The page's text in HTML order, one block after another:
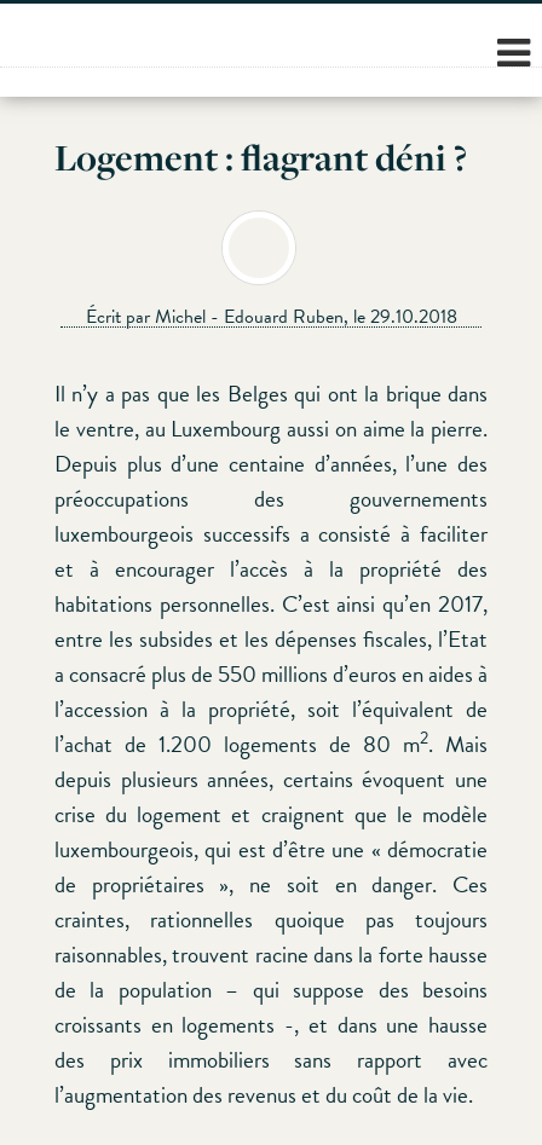
Skip
content
Logement : flagrant déni ?
Écrit par Michel - Edouard Ruben, le 29.10.2018
Il n’y a pas que les Belges qui ont la brique dans
le ventre, au Luxembourg aussi on aime la pierre.
Depuis plus d’une centaine d’années, l’une des
préoccupations des gouvernements
luxembourgeois successifs a consisté à faciliter
et à encourager l’accès à la propriété des
habitations personnelles. C’est ainsi qu’en 2017,
entre les subsides et les dépenses fiscales, l’Etat
a consacré plus de 550 millions d’euros en aides à
l’accession à la propriété, soit l’équivalent de
l’achat de 1.200 logements de 80 m2. Mais
depuis plusieurs années, certains évoquent une
crise du logement et craignent que le modèle
luxembourgeois, qui est d’être une « démocratie
de propriétaires », ne soit en danger. Ces
craintes, rationnelles quoique pas toujours
raisonnables, trouvent racine dans la forte hausse
de la population – qui suppose des besoins
croissants en logements -, et dans une hausse
des prix immobiliers sans rapport avec
l’augmentation des revenus et du coût de la vie.